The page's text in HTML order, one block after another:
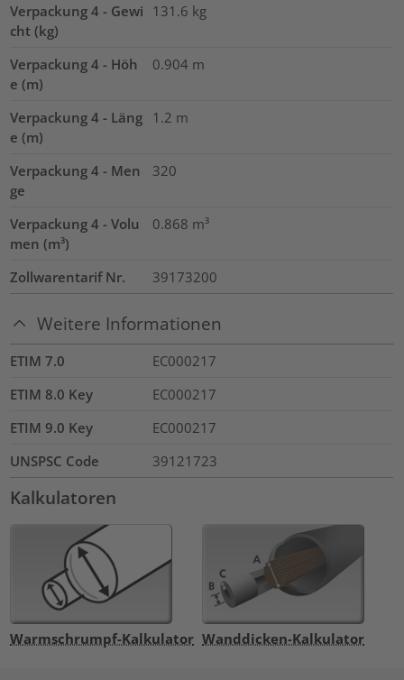
Verpackung 4 - Gewi
cht (kg)
131.6 kg
Verpackung 4 - Höh
e (m)
0.904 m
Verpackung 4 - Läng
e (m)
1.2 m
Verpackung 4 - Men
ge
320
Verpackung 4 - Volu
men (m³)
0.868 m³
Zollwarentarif Nr. 39173200
Weitere Informationen
ETIM 7.0
EC000217
ETIM 8.0 Key
EC000217
ETIM 9.0 Key
EC000217
UNSPSC Code
39121723
Kalkulatoren
Warmschrumpf-Kalkulator Wanddicken-Kalkulator